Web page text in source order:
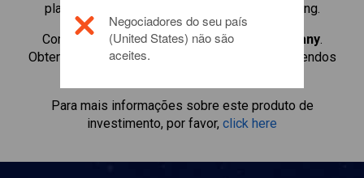
plataforma de negociação de CFD da Ainvesting.
Comece a negociar CFDs deShiseido Company.
Obtenha cotações em tempo real e receba dividendos
Para mais informações sobre este produto de
investimento, por favor, click here
Negociadores do seu país
(United States) não são
aceites.